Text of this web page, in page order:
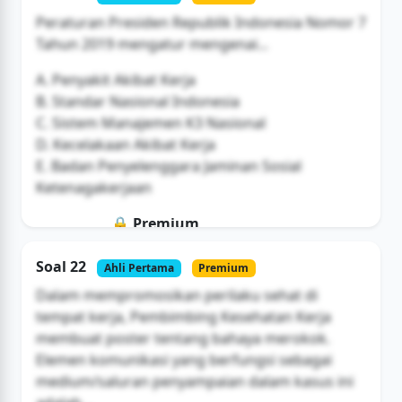
Peraturan Presiden Republik Indonesia Nomor 7
Tahun 2019 mengatur mengenai...
A. Penyakit Akibat Kerja
B. Standar Nasional Indonesia
C. Sistem Manajemen K3 Nasional
D. Kecelakaan Akibat Kerja
E. Badan Penyelenggara Jaminan Sosial
Ketenagakerjaan
🔒 Premium
Buka Akses
Soal 22 Ahli Pertama Premium
Dalam mempromosikan perilaku sehat di
tempat kerja, Pembimbing Kesehatan Kerja
membuat poster tentang bahaya merokok.
Elemen komunikasi yang berfungsi sebagai
medium/saluran penyampaian dalam kasus ini